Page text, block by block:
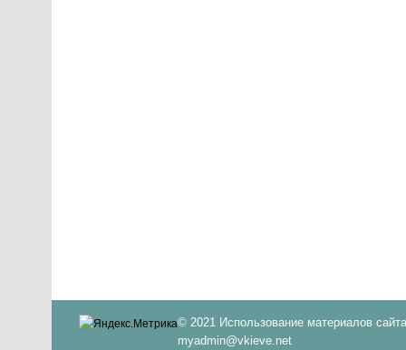
© 2021 Использование материалов
myadmin@vkieve.net